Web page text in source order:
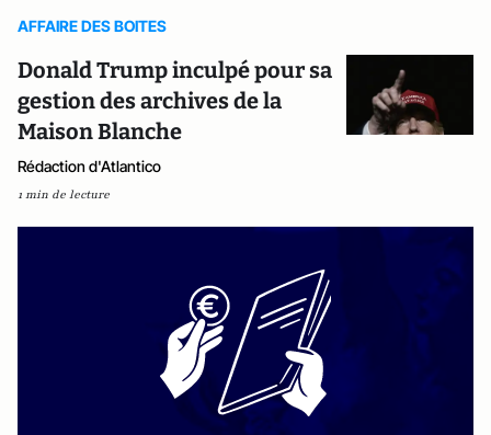
AFFAIRE DES BOITES
Donald Trump inculpé pour sa
gestion des archives de la
Maison Blanche
Rédaction d'Atlantico
1 min de lecture